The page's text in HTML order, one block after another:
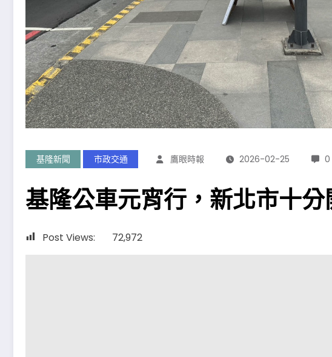
基隆新聞 市政交通 鷹眼時報 2026-02-25
基隆公車元宵行，新北市十分
Post Views: 72,972